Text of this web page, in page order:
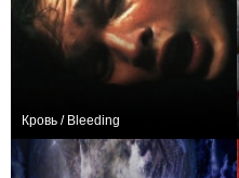
Кровь / Bleeding